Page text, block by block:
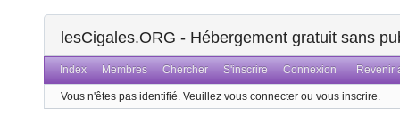
lesCigales.ORG - Hébergement gratuit sans
Index Membres Chercher S'inscrire Connexion Revenir
Vous n'êtes pas identifié. Veuillez vous connecter ou vous inscrire.